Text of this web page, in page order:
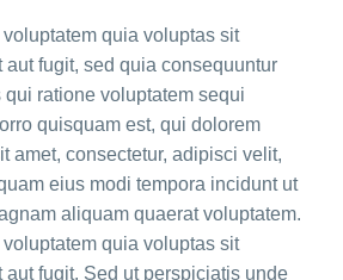
quia voluptas sit
fugit, sed quia consequuntur
ratione voluptatem sequi
quisquam est, qui dolorem
amet, consectetur, adipisci velit,
eius modi tempora incidunt ut
aliquam quaerat voluptatem.
quia voluptas sit
fugit. Sed ut perspiciatis unde